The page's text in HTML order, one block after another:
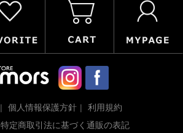
個人情報保護方針
利用規約
特定商取引法に基づく通販の表記